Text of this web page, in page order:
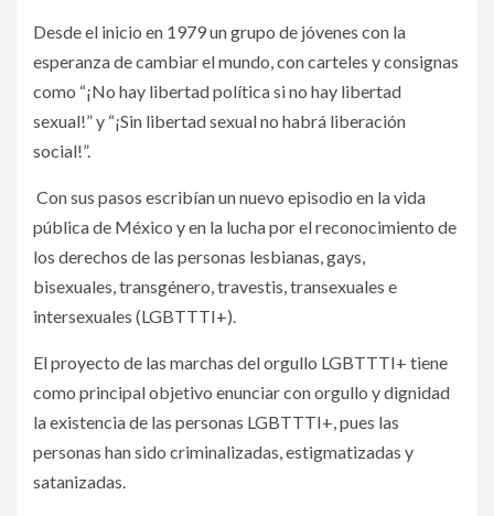
Desde el inicio en 1979 un grupo de jóvenes con la
esperanza de cambiar el mundo, con carteles y consignas
como “¡No hay libertad política si no hay libertad
sexual!” y “¡Sin libertad sexual no habrá liberación
social!”.
Con sus pasos escribían un nuevo episodio en la vida
pública de México y en la lucha por el reconocimiento de
los derechos de las personas lesbianas, gays,
bisexuales, transgénero, travestis, transexuales e
intersexuales (LGBTTTI+).
El proyecto de las marchas del orgullo LGBTTTI+ tiene
como principal objetivo enunciar con orgullo y dignidad
la existencia de las personas LGBTTTI+, pues las
personas han sido criminalizadas, estigmatizadas y
satanizadas.